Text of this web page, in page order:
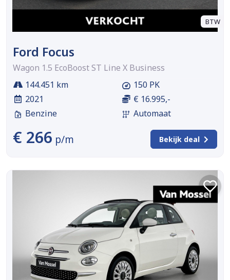
BTW
Ford Focus
Wagon 1.5 EcoBoost ST Line X Business
144.451 km
2021
Benzine
150 PK
€ 16.995,-
Automaat
€ 266 p/m Bekijk deal